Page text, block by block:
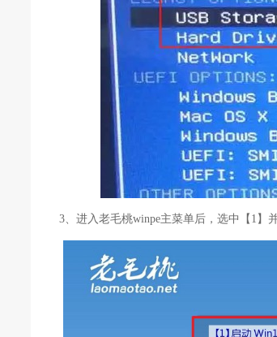
3、进入老毛桃winpe主菜单后，选中【1】